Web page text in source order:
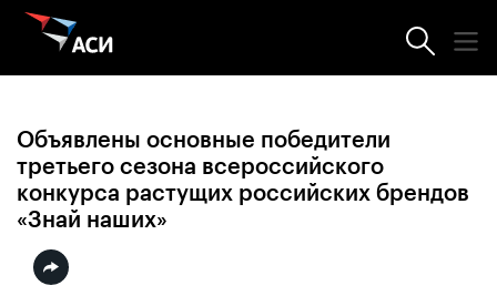
Новости АСИ
Объявлены основные победители
третьего сезона всероссийского
конкурса растущих российских брендов
«Знай наших»